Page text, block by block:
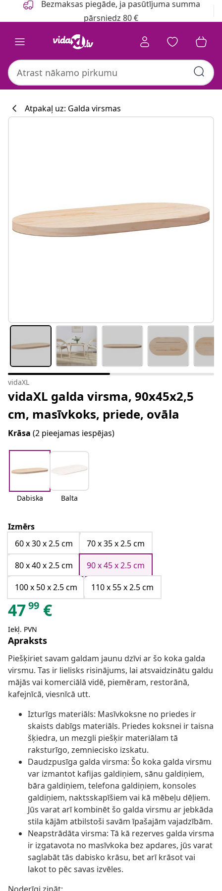
Bezmaksas piegāde, ja pasūtījuma summa
pārsniedz 80 €
Atpakaļ uz: Galda virsmas
vidaXL
vidaXL galda virsma, 90x45x2,5
cm, masīvkoks, priede, ovāla
Krāsa (2 pieejamas iespējas)
Dabiska Balta
Izmērs
60 x 30 x 2.5 cm
70 x 35 x 2.5 cm
80 x 40 x 2.5 cm
90 x 45 x 2.5 cm
100 x 50 x 2.5 cm
110 x 55 x 2.5 cm
4799 €
Iekļ. PVN
Apraksts
Piešķiriet savam galdam jaunu dzīvi ar šo koka galda
virsmu. Tas ir lielisks risinājums, lai atsvaidzinātu galdu
mājās vai komerciālā vidē, piemēram, restorānā,
kafejnīcā, viesnīcā utt.
Izturīgs materiāls: Masīvkoksne no priedes ir
skaists dabīgs materiāls. Priedes koksnei ir taisna
šķiedra, un mezgli piešķir materiālam tā
raksturīgo, zemniecisko izskatu.
Daudzpusīga galda virsma: Šo koka galda virsmu
var izmantot kafijas galdiņiem, sānu galdiņiem,
bāra galdiņiem, telefona galdiņiem, konsoles
galdiņiem, naktsskapīšiem vai kā mēbeļu dēļiem.
Jūs varat arī kombinēt šo galda virsmu ar jebkāda
stila kājām atbilstoši savām īpašajām vajadzībām.
Neapstrādāta virsma: Tā kā rezerves galda virsma
ir izgatavota no masīvkoka bez apdares, jūs varat
saglabāt tās dabisko krāsu, bet arī krāsot vai
lakot to pēc savas izvēles.